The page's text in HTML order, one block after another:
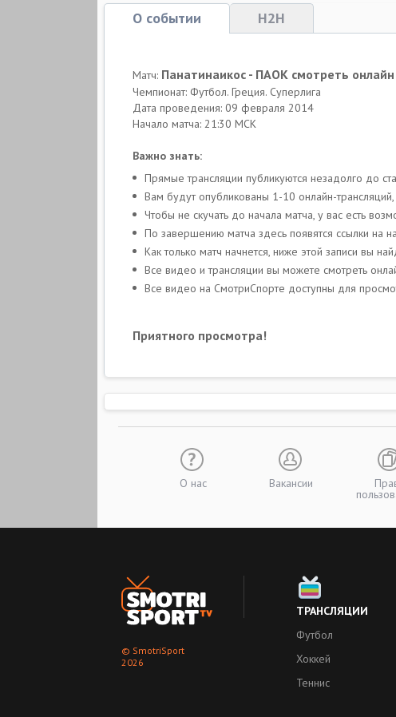
О событии H2H
Матч: Панатинаикос - ПАОК смотреть онлайн
Чемпионат: Футбол. Греция. Суперлига
Дата проведения: 09 февраля 2014
Начало матча: 21:30 МСК
Важно знать:
Прямые трансляции публикуются незадолго до
Вам будут опубликованы 1-10 онлайн-
Чтобы не скучать до начала матча, у вас есть
По завершению матча здесь появятся ссылки на
Как только матч начнется, ниже этой записи вы
Все видео и трансляции вы можете смотреть
Все видео на СмотриСпорте доступны для
Приятного просмотра!
О нас Вакансии
© SmotriSport
2026
ТРАНСЛЯЦИИ
Футбол
Хоккей
Теннис